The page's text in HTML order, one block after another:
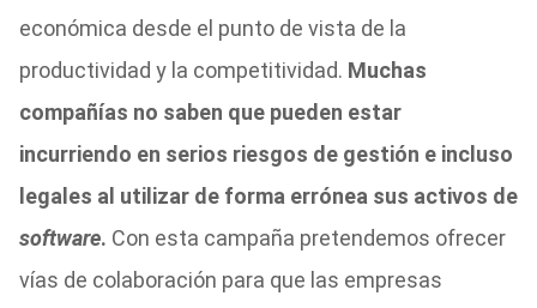
económica desde el punto de vista de la
productividad y la competitividad. Muchas
compañías no saben que pueden estar
incurriendo en serios riesgos de gestión e incluso
legales al utilizar de forma errónea sus activos de
software. Con esta campaña pretendemos ofrecer
vías de colaboración para que las empresas